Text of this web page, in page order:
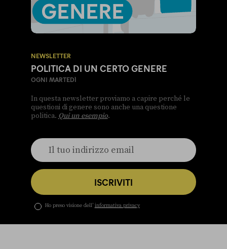
NEWSLETTER
POLITICA DI UN CERTO GENERE
OGNI MARTEDÌ
In questa newsletter proviamo a capire perché le
questioni di genere sono anche una questione
politica. Qui un esempio.
ISCRIVITI
Ho preso visione dell’ informativa privacy